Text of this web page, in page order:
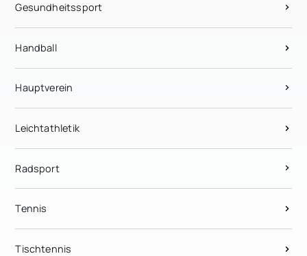
Gesundheitssport
Handball
Hauptverein
Leichtathletik
Radsport
Tennis
Tischtennis